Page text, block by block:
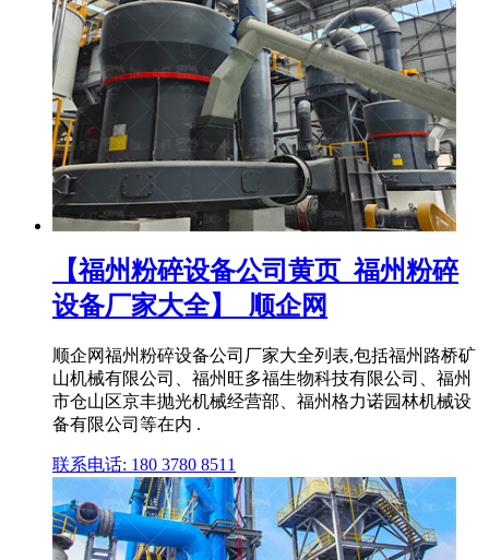
【福州粉碎设备公司黄页_福州粉碎
设备厂家大全】_顺企网
顺企网福州粉碎设备公司厂家大全列表,包括福州路桥矿
山机械有限公司、福州旺多福生物科技有限公司、福州
市仓山区京丰抛光机械经营部、福州格力诺园林机械设
备有限公司等在内 .
联系电话: 180 3780 8511